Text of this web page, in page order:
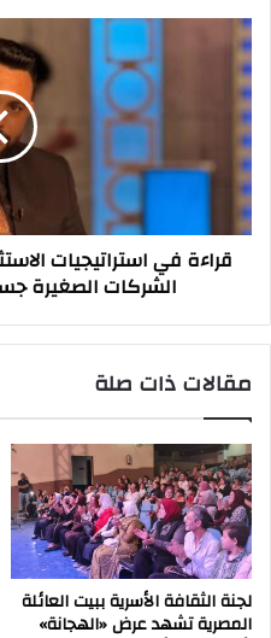
قراءة
في
استراتيجيات
الاستثمار
غير
التقليدية:
كيف
تصبح
الشركات
الصغيرة
قراءة في استراتيجيات
الشركات الصغيرة
مقالات ذات صلة
لجنة الثقافة الأسرية ببيت العائلة
المصرية تشهد عرض «الهجانة»